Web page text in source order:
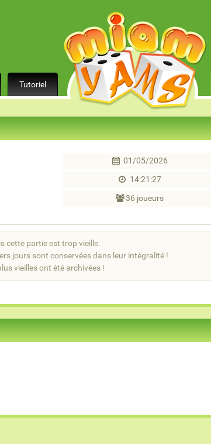
Tutoriel
01/05/2026
14:21:27
36 joueurs
cette partie est trop vieille.
jours sont conservées dans leur intégralité !
vieilles ont été archivées !